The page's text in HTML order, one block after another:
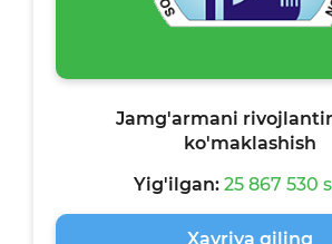
Jamg'armani
ko'maklashish
Yig'ilgan: 25 867 530
Xayriya qiling